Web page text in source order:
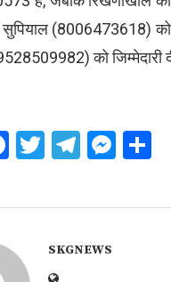
(8006473618) को
को
Facebook
Twitter
SKGNEWS